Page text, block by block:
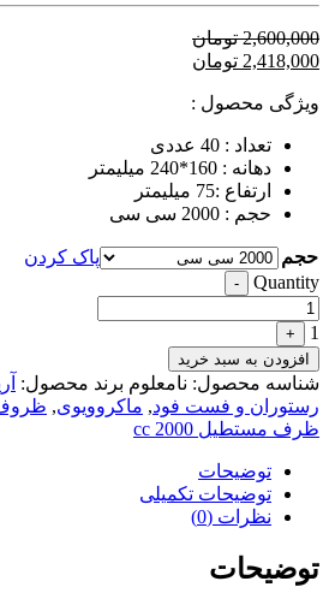
2,600,000 تومان
2,418,000 تومان
ویژگی محصول :
تعداد : 40 عددی
دهانه : 160*240 میلیمتر
ارتفاع :75 میلیمتر
حجم : 2000 سی سی
حجم
پاک کردن
Quantity
-
1
+
افزودن به سبد خرید
شناسه محصول: نامعلوم برند محصول:
رستوران و فست فود, ماکروویوی,
ظرف مستطیل 2000 cc
توضیحات
توضیحات تکمیلی
نظرات (0)
توضیحات